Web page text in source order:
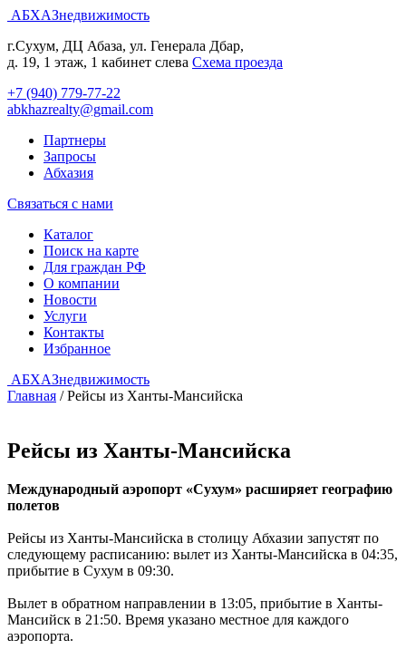
АБХАЗнедвижимость
г.Сухум, ДЦ Абаза, ул. Генерала Дбар,
д. 19, 1 этаж, 1 кабинет слева Cхема проезда
+7 (940) 779-77-22
abkhazrealty@gmail.com
Партнеры
Запросы
Абхазия
Связаться с нами
Каталог
Поиск на карте
Для граждан РФ
О компании
Новости
Услуги
Контакты
Избранное
АБХАЗнедвижимость
Главная /Рейсы из Ханты-Мансийска
Рейсы из Ханты-Мансийска
Международный аэропорт «Сухум» расширяет географию
полетов
Рейсы из Ханты-Мансийска в столицу Абхазии запустят по
следующему расписанию: вылет из Ханты-Мансийска в 04:35,
прибытие в Сухум в 09:30.
Вылет в обратном направлении в 13:05, прибытие в Ханты-
Мансийск в 21:50. Время указано местное для каждого
аэропорта.